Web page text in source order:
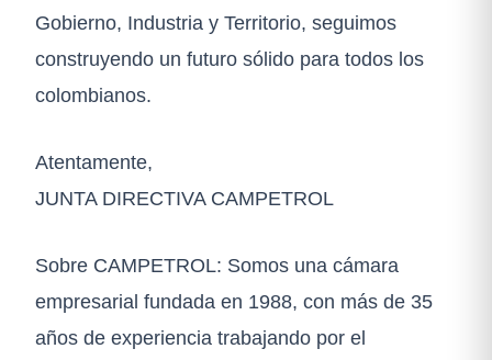
Gobierno, Industria y Territorio, seguimos
construyendo un futuro sólido para todos los
colombianos.
Atentamente,
JUNTA DIRECTIVA CAMPETROL
Sobre CAMPETROL: Somos una cámara
empresarial fundada en 1988, con más de 35
años de experiencia trabajando por el